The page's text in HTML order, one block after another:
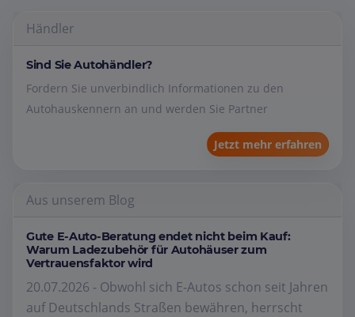
Händler
Sind Sie Autohändler?
Fordern Sie unverbindlich Informationen zu den
Autohauskennern an und werden Sie Partner
Jetzt mehr erfahren
Aus unserem Blog
Gute E-Auto-Beratung endet nicht beim Kauf:
Warum Ladezubehör für Autohäuser zum
Vertrauensfaktor wird
20.07.2026 - Obwohl sich E-Autos schon seit Jahren
auf Deutschlands Straßen bewähren, herrscht